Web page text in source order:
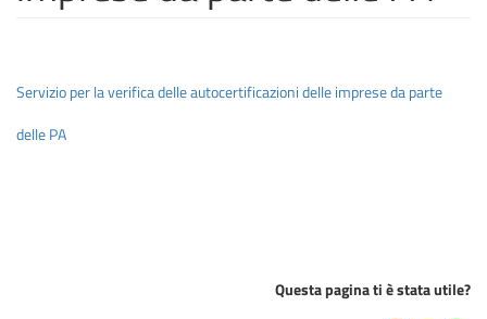
Servizio per la verifica delle autocertificazioni delle imprese da parte
delle PA
Questa pagina ti è stata utile?